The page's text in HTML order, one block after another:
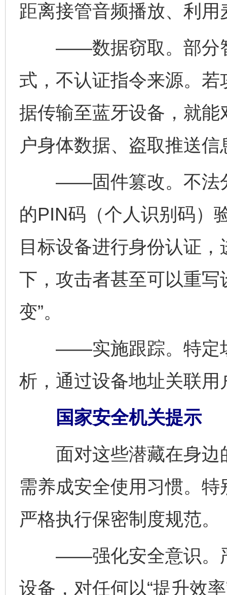
距离接管音频播放、利
——数据窃取。部分智
式，不认证指令来源。
据传输至蓝牙设备，就
户身体数据、盗取推送信
——固件篡改。不法分
的PIN码（个人识别码）
目标设备进行身份认证
下，攻击者甚至可以重写
变”。
——实施跟踪。特定场
析，通过设备地址关联
国家安全机关提示
面对这些潜藏在身边
需养成安全使用习惯。
严格执行保密制度规范。
——强化安全意识。严
设备，对任何以“提升效